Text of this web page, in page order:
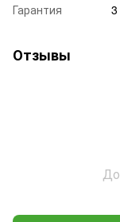
Гарантия
Отзывы